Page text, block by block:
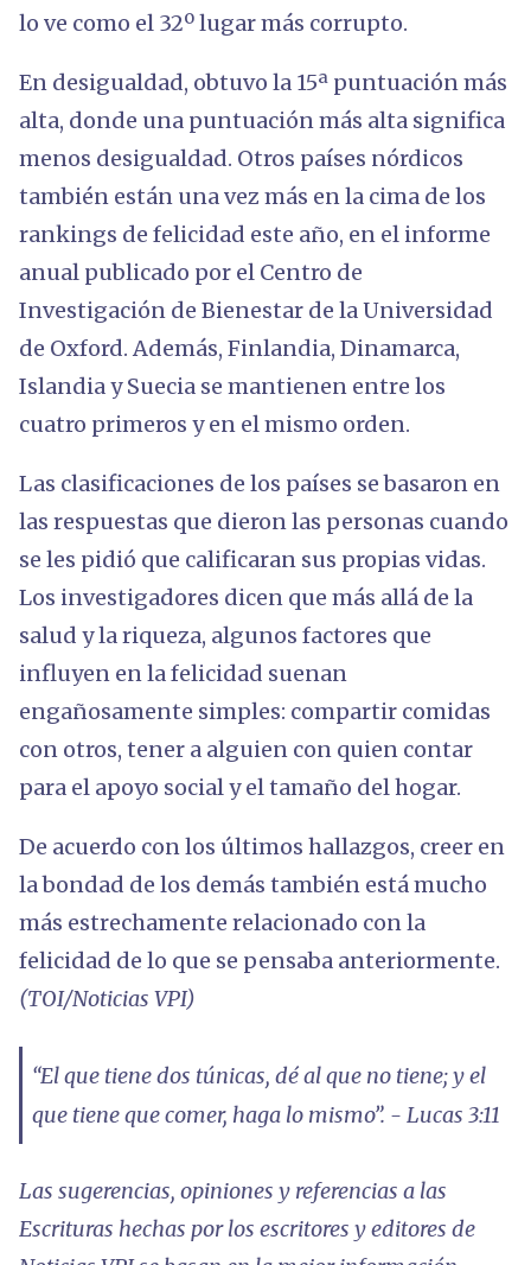
lo ve como el 32º lugar más corrupto.
En desigualdad, obtuvo la 15ª puntuación más
alta, donde una puntuación más alta significa
menos desigualdad. Otros países nórdicos
también están una vez más en la cima de los
rankings de felicidad este año, en el informe
anual publicado por el Centro de
Investigación de Bienestar de la Universidad
de Oxford. Además, Finlandia, Dinamarca,
Islandia y Suecia se mantienen entre los
cuatro primeros y en el mismo orden.
Las clasificaciones de los países se basaron en
las respuestas que dieron las personas cuando
se les pidió que calificaran sus propias vidas.
Los investigadores dicen que más allá de la
salud y la riqueza, algunos factores que
influyen en la felicidad suenan
engañosamente simples: compartir comidas
con otros, tener a alguien con quien contar
para el apoyo social y el tamaño del hogar.
De acuerdo con los últimos hallazgos, creer en
la bondad de los demás también está mucho
más estrechamente relacionado con la
felicidad de lo que se pensaba anteriormente.
(TOI/Noticias VPI)
“El que tiene dos túnicas, dé al que no tiene; y el
que tiene que comer, haga lo mismo”. - Lucas 3:11
Las sugerencias, opiniones y referencias a las
Escrituras hechas por los escritores y editores de